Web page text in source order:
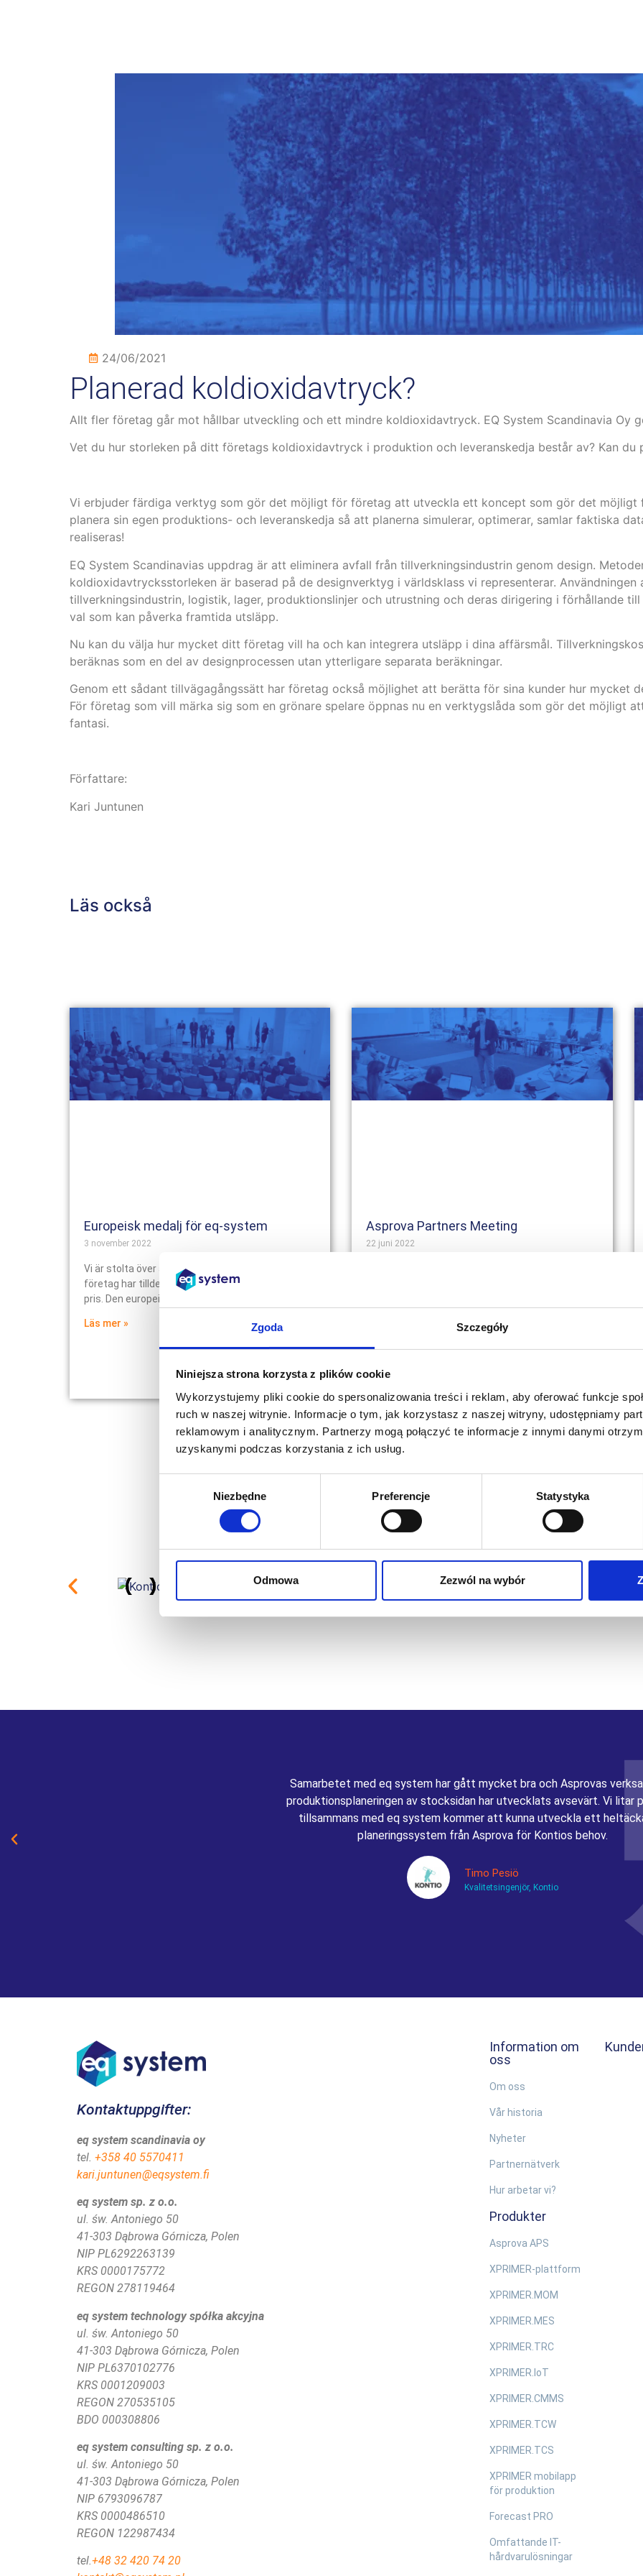
Zgoda Szczegóły
Niniejsza strona korzysta z plików cookie
Wykorzystujemy pliki cookie do spersonalizowania treści i reklam, aby oferować funkcje
ruch w naszej witrynie. Informacje o tym, jak korzystasz z naszej witryny, udostępniamy
reklamowym i analitycznym. Partnerzy mogą połączyć te informacje z innymi danymi
uzyskanymi podczas korzystania z ich usług.
Niezbędne Preferencje Statystyka
Odmowa Zezwól na wybór
24/06/2021
Planerad koldioxidavtryck?
Allt fler företag går mot hållbar utveckling och ett mindre koldioxidavtryck. EQ System Scandinavia Oy
Vet du hur storleken på ditt företags koldioxidavtryck i produktion och leveranskedja består av? Kan
Vi erbjuder färdiga verktyg som gör det möjligt för företag att utveckla ett koncept som gör det
planera sin egen produktions- och leveranskedja så att planerna simulerar, optimerar, samlar faktiska
realiseras!
EQ System Scandinavias uppdrag är att eliminera avfall från tillverkningsindustrin genom design.
koldioxidavtrycksstorleken är baserad på de designverktyg i världsklass vi representerar.
tillverkningsindustrin, logistik, lager, produktionslinjer och utrustning och deras dirigering i förhållande
val som kan påverka framtida utsläpp.
Nu kan du välja hur mycket ditt företag vill ha och kan integrera utsläpp i dina affärsmål.
beräknas som en del av designprocessen utan ytterligare separata beräkningar.
Genom ett sådant tillvägagångssätt har företag också möjlighet att berätta för sina kunder hur mycket
För företag som vill märka sig som en grönare spelare öppnas nu en verktygslåda som gör det möjligt
fantasi.
Författare:
Kari Juntunen
Läs också
Europeisk medalj för eq-system
3 november 2022
Vi är stolta över att kunna meddela att vårt
företag har tilldelats ytterligare ett prestigefyllt
pris. Den europeiska medaljen, som vi
Läs mer »
Asprova Partners Meeting
22 juni 2022
Våra kunder
Samarbetet med eq system har gått mycket bra och Asprovas
produktionsplaneringen av stocksidan har utvecklats avsevärt. Vi litar
tillsammans med eq system kommer att kunna utveckla ett
planeringssystem från Asprova för Kontios behov.
Timo Pesiö
Kvalitetsingenjör, Kontio
Kontaktuppgifter:
eq system scandinavia oy
tel. +358 40 5570411
kari.juntunen@eqsystem.fi
eq system sp. z o.o.
ul. św. Antoniego 50
41-303 Dąbrowa Górnicza, Polen
NIP PL6292263139
KRS 0000175772
REGON 278119464
eq system technology spółka akcyjna
ul. św. Antoniego 50
41-303 Dąbrowa Górnicza, Polen
NIP PL6370102776
KRS 0001209003
REGON 270535105
BDO 000308806
eq system consulting sp. z o.o.
ul. św. Antoniego 50
41-303 Dąbrowa Górnicza, Polen
NIP 6793096787
KRS 0000486510
REGON 122987434
tel.+48 32 420 74 20
Information om
oss
Om oss
Vår historia
Nyheter
Partnernätverk
Hur arbetar vi?
Produkter
Asprova APS
XPRIMER-plattform
XPRIMER.MOM
XPRIMER.MES
XPRIMER.TRC
XPRIMER.IoT
XPRIMER.CMMS
XPRIMER.TCW
XPRIMER.TCS
XPRIMER mobilapp
för produktion
Forecast PRO
Omfattande IT-
hårdvarulösningar